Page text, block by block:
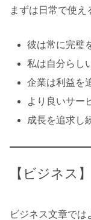
まずは日常で使え
彼は常に完璧
私は自分らし
企業は利益を
より良いサー
成長を追求し
【ビジネス
ビジネス文章では